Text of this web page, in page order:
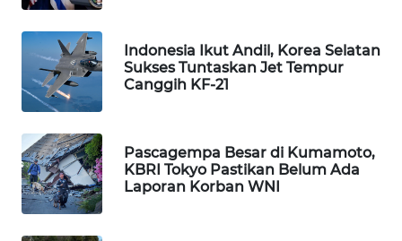
Indonesia Ikut Andil, Korea Selatan
Sukses Tuntaskan Jet Tempur
Canggih KF-21
Pascagempa Besar di Kumamoto,
KBRI Tokyo Pastikan Belum Ada
Laporan Korban WNI
MASYARAKAT
WALINKI
ID
MAWAKA
ID
MARTABAT